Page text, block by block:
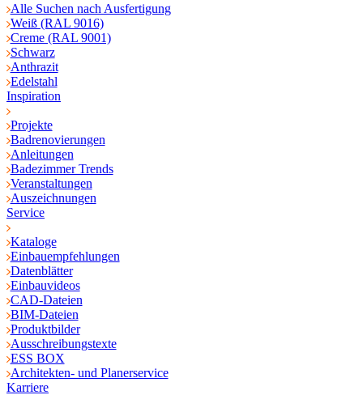
Alle Suchen nach Ausfertigung
Weiß (RAL 9016)
Creme (RAL 9001)
Schwarz
Anthrazit
Edelstahl
Inspiration
Projekte
Badrenovierungen
Anleitungen
Badezimmer Trends
Veranstaltungen
Auszeichnungen
Service
Kataloge
Einbauempfehlungen
Datenblätter
Einbauvideos
CAD-Dateien
BIM-Dateien
Produktbilder
Ausschreibungstexte
ESS BOX
Architekten- und Planerservice
Karriere